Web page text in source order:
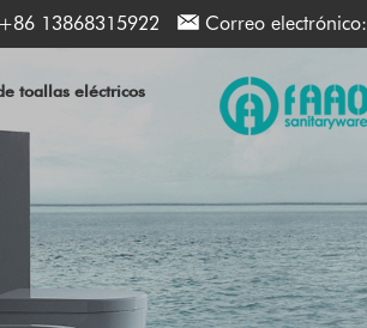
+86 13868315922 Correo electrónico:
toallas eléctricos